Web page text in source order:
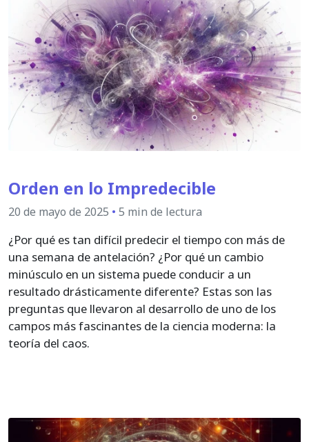
Orden en lo Impredecible
20 de mayo de 2025 • 5 min de lectura
¿Por qué es tan difícil predecir el tiempo con más de
una semana de antelación? ¿Por qué un cambio
minúsculo en un sistema puede conducir a un
resultado drásticamente diferente? Estas son las
preguntas que llevaron al desarrollo de uno de los
campos más fascinantes de la ciencia moderna: la
teoría del caos.